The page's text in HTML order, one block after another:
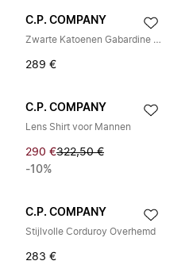
C.P. COMPANY
Zwarte Katoenen Gabardine Jas
289 €
C.P. COMPANY
Lens Shirt voor Mannen
290 €322,50 €
-10%
C.P. COMPANY
Stijlvolle Corduroy Overhemd
283 €